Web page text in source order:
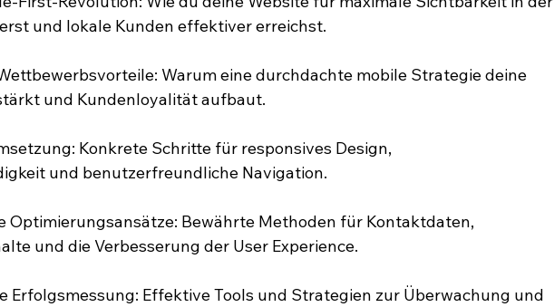
und lokale Kunden effektiver erreichst.
Warum eine durchdachte mobile Strategie deine
und Kundenloyalität aufbaut.
Konkrete Schritte für responsives Design,
und benutzerfreundliche Navigation.
Optimierungsansätze: Bewährte Methoden für Kontaktdaten,
und die Verbesserung der User Experience.
Erfolgsmessung: Effektive Tools und Strategien zur Überwachung und